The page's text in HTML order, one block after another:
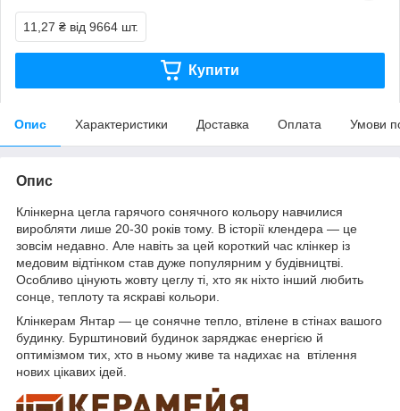
11,27 ₴ від 9664 шт.
Купити
Опис Характеристики Доставка Оплата Умови
Опис
Клінкерна цегла гарячого сонячного кольору навчилися
виробляти лише 20-30 років тому. В історії клендера — це
зовсім недавно. Але навіть за цей короткий час клінкер із
медовим відтінком став дуже популярним у будівництві.
Особливо цінують жовту цеглу ті, хто як ніхто інший любить
сонце, теплоту та яскраві кольори.
Клінкерам Янтар — це сонячне тепло, втілене в стінах вашого
будинку. Бурштиновий будинок заряджає енергією й
оптимізмом тих, хто в ньому живе та надихає на втілення
нових цікавих ідей.